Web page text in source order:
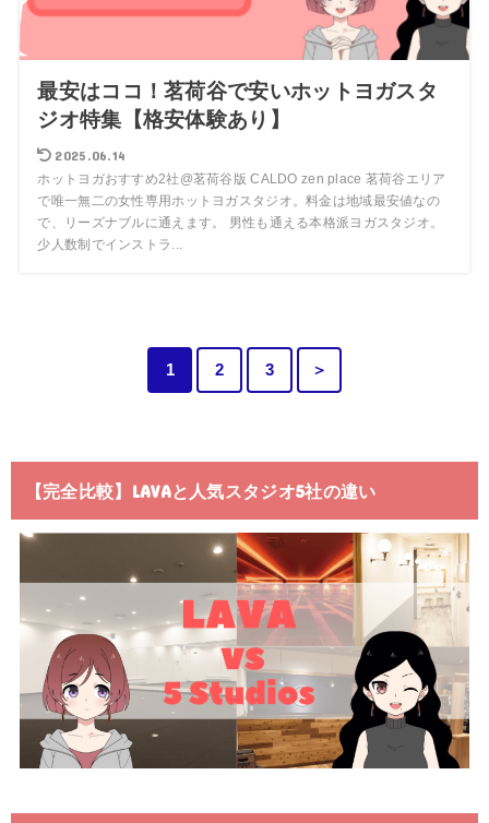
最安はココ！茗荷谷で安いホットヨガスタ
ジオ特集【格安体験あり】
2025.06.14
ホットヨガおすすめ2社@茗荷谷版 CALDO zen place 茗荷谷エリア
で唯一無二の女性専用ホットヨガスタジオ。料金は地域最安値なの
で、リーズナブルに通えます。 男性も通える本格派ヨガスタジオ。
少人数制でインストラ...
1 2 3 ＞
【完全比較】LAVAと人気スタジオ5社の違い